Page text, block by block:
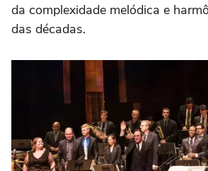
da complexidade melódica e
das décadas.